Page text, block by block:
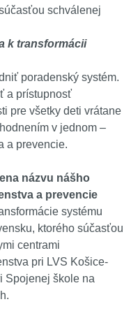
schválenej
k transformácii
poradenský systém.
a prístupnosť
pre všetky deti vrátane
v jednom –
a prevencie.
názvu nášho
a prevencie
systému
ktorého súčasťou
centrami
pri LVS Košice-
Spojenej škole na